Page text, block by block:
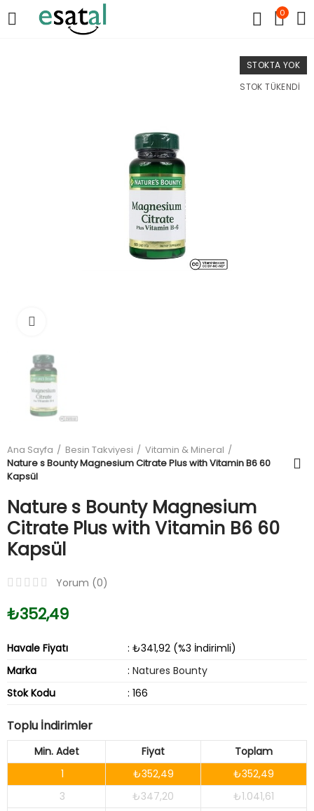
0
STOKTA YOK
STOK TÜKENDI
Ana Sayfa Besin Takviyesi
Vitamin & Mineral
Nature s Bounty Magnesium Citrate Plus with Vitamin B6 60
Kapsül
Nature s Bounty Magnesium
Citrate Plus with Vitamin B6 60
Kapsül
Yorum (0)
₺352,49
Havale Fiyatı
: ₺341,92 (%3 İndirimli)
Marka
: Natures Bounty
Stok Kodu
: 166
Toplu İndirimler
Min. Adet Fiyat
Toplam
1
₺352,49
₺352,49
3
₺347,20
₺1.041,61